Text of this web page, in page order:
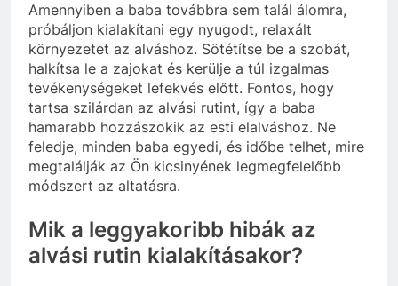
Amennyiben a baba továbbra sem talál álomra,
próbáljon kialakítani egy nyugodt, relaxált
környezetet az alváshoz. Sötétítse be a szobát,
halkítsa le a zajokat és kerülje a túl izgalmas
tevékenységeket lefekvés előtt. Fontos, hogy
tartsa szilárdan az alvási rutint, így a baba
hamarabb hozzászokik az esti elalváshoz. Ne
feledje, minden baba egyedi, és időbe telhet, mire
megtalálják az Ön kicsinyének legmegfelelőbb
módszert az altatásra.
Mik a leggyakoribb hibák az
alvási rutin kialakításakor?